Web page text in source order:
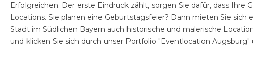
Erfolgreichen. Der erste Eindruck zählt, sorgen Sie dafür, dass
Locations. Sie planen eine Geburtstagsfeier? Dann mieten Sie
Stadt im Südlichen Bayern auch historische und malerische
und klicken Sie sich durch unser Portfolio "Eventlocation